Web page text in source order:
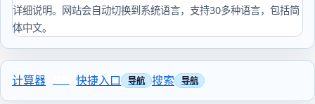
详细说明。网站会自动切换到系统语言，支持30多种语言，包括简
体中文。
计算器 快捷入口 搜索